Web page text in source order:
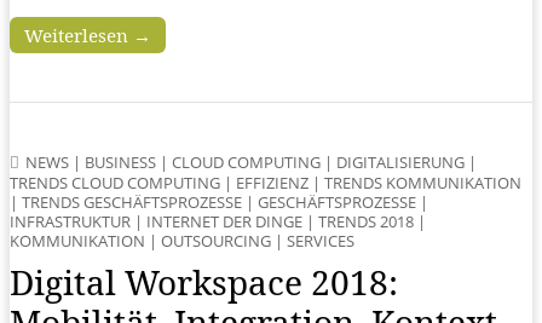
Weiterlesen →
NEWS | BUSINESS | CLOUD COMPUTING | DIGITALISIERUNG |
TRENDS CLOUD COMPUTING | EFFIZIENZ | TRENDS KOMMUNIKATION
| TRENDS GESCHÄFTSPROZESSE | GESCHÄFTSPROZESSE |
INFRASTRUKTUR | INTERNET DER DINGE | TRENDS 2018 |
KOMMUNIKATION | OUTSOURCING | SERVICES
Digital Workspace 2018: